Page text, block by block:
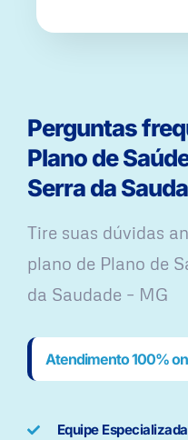
Perguntas
Plano de
Serra da
Tire suas dúvidas
plano ​de Plano de
da Saudade – MG
Atendimento 100%
Equipe